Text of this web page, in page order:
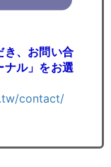
き、お問い合
ナル」をお選
contact/